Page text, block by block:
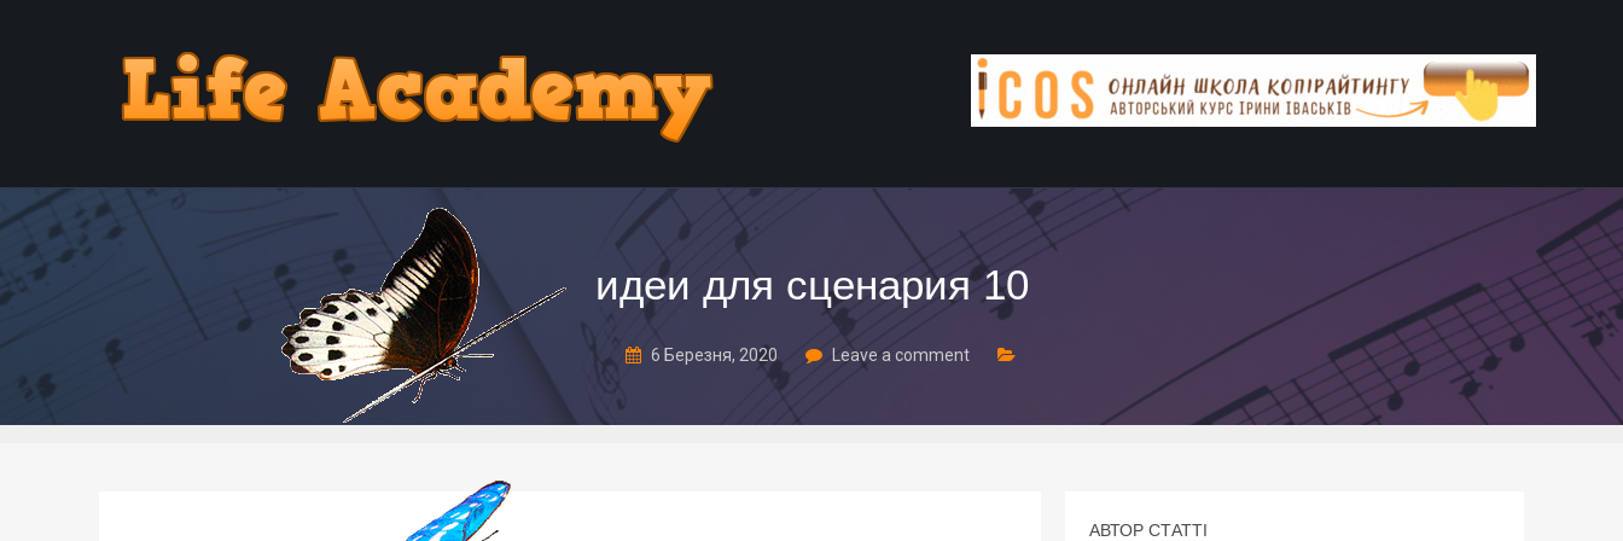
идеи для сценария 10
6 Березня, 2020 Leave a comment
АВТОР СТАТТІ